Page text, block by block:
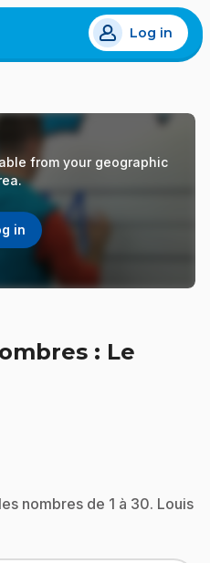
Log in
from your geographic
in
: Le
nombres de 1 à 30. Louis